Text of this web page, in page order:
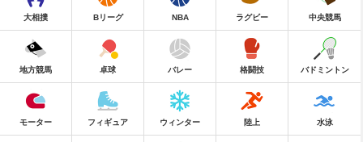
大相撲 Bリーグ NBA ラグビー 中央競馬
地方競馬 卓球 バレー 格闘技 バドミントン
モーター フィギュア ウィンター 陸上 水泳